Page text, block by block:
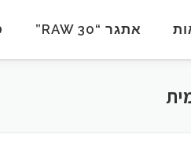
אתגר “RAW 30”